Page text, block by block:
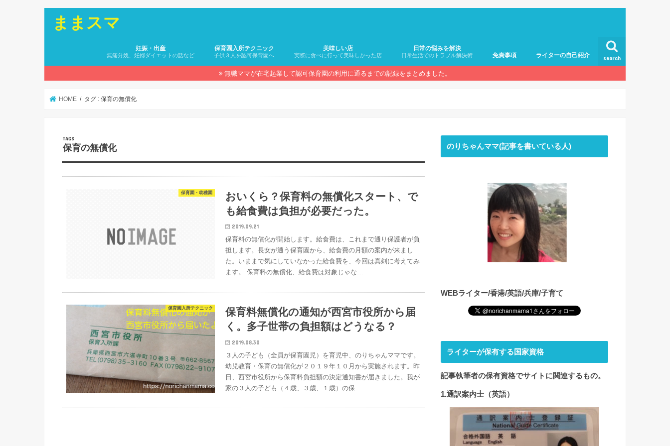
ままスマ
search
妊娠・出産
無痛分娩、妊婦ダイエットの話など
保育園入所テクニック
子供３人を認可保育園へ
美味しい店
実際に食べに行って美味しかった店
日常の悩みを解決
日常生活でのトラブル解決術 免責事項 ライターの自己紹介
無職ママが在宅起業して認可保育園の利用に通るまでの記録をまとめました。
HOME タグ : 保育の無償化
保育の無償化
保育園・幼稚園
おいくら？保育料の無償化スタート、で
も給食費は負担が必要だった。
2019.09.21
保育料の無償化が開始します。給食費は、これまで通り保護者が負
担します。長女が通う保育園から、給食費の月額の案内が来まし
た。いままで気にしていなかった給食費を、今回は真剣に考えてみ
ます。 保育料の無償化、給食費は対象じゃな…
保育園入所テクニック
保育料無償化の通知が西宮市役所から届
く。多子世帯の負担額はどうなる？
2019.08.30
３人の子ども（全員が保育園児）を育児中、のりちゃんママです。
幼児教育・保育の無償化が２０１９年１０月から実施されます。昨
日、西宮市役所から保育料負担額の決定通知書が届きました。我が
家の３人の子ども（４歳、３歳、１歳）の保…
のりちゃんママ(記事を書いている人)
WEBライター/香港/英語/兵庫/子育て
ライターが保有する国家資格
記事執筆者の保有資格でサイト に関連するもの。
1.通訳案内士（英語）